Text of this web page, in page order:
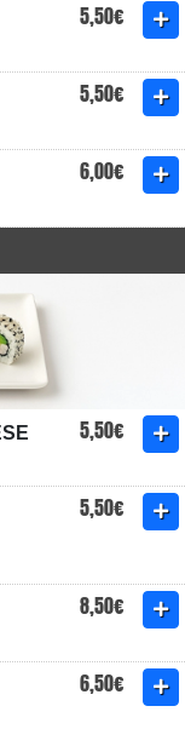
5,50€
5,50€
6,00€
5,50€
5,50€
8,50€
6,50€